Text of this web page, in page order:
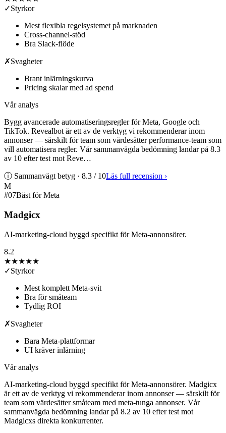
✓Styrkor
Mest flexibla regelsystemet på marknaden
Cross-channel-stöd
Bra Slack-flöde
✗Svagheter
Brant inlärningskurva
Pricing skalar med ad spend
Vår analys
Bygg avancerade automatiseringsregler för Meta, Google och
TikTok. Revealbot är ett av de verktyg vi rekommenderar inom
annonser — särskilt för team som värdesätter performance-team som
vill automatisera regler. Vår sammanvägda bedömning landar på 8.3
av 10 efter test mot Reve…
ⓘ Sammanvägt betyg · 8.3 / 10Läs full recension ›
M
#07Bäst för Meta
Madgicx
AI-marketing-cloud byggd specifikt för Meta-annonsörer.
8.2
★★★★★
✓Styrkor
Mest komplett Meta-svit
Bra för småteam
Tydlig ROI
✗Svagheter
Bara Meta-plattformar
UI kräver inlärning
Vår analys
AI-marketing-cloud byggd specifikt för Meta-annonsörer. Madgicx
är ett av de verktyg vi rekommenderar inom annonser — särskilt för
team som värdesätter småteam med meta-tunga annonser. Vår
sammanvägda bedömning landar på 8.2 av 10 efter test mot
Madgicxs direkta konkurrenter.